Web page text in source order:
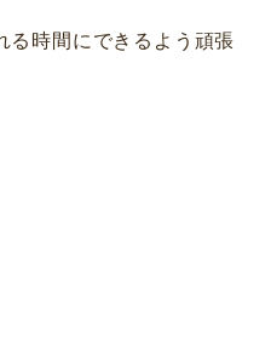
る時間にできるよう頑張